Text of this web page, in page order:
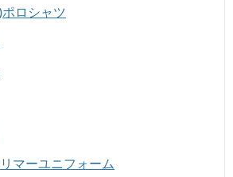
ロシャツ
マーユニフォーム